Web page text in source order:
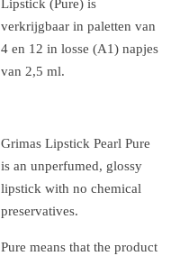
Lipstick (Pure) is
verkrijgbaar in paletten van
4 en 12 in losse (A1) napjes
van 2,5 ml.
Grimas Lipstick Pearl Pure
is an unperfumed, glossy
lipstick with no chemical
preservatives.
Pure means that the product